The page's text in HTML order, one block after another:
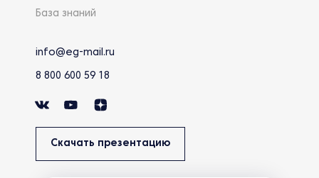
База знаний
info@eg-mail.ru
8 800 600 59 18
Скачать презентацию